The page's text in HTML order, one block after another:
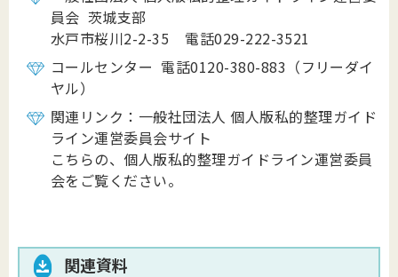
員会 茨城支部
水戸市桜川2-2-35 電話029-222-3521
コールセンター 電話0120-380-883（フリーダイ
ヤル）
関連リンク：一般社団法人 個人版私的整理ガイド
ライン運営委員会サイト
こちらの、個人版私的整理ガイドライン運営委員
会をご覧ください。
関連資料